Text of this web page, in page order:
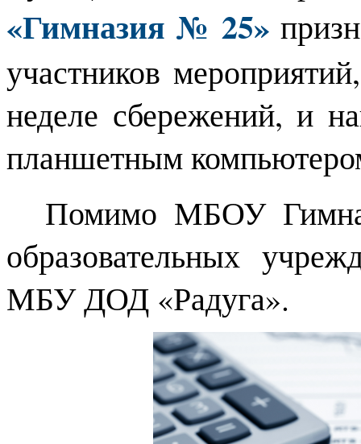
«Гимназия № 25»
участников
неделе сбережений, и
планшетным
Помимо МБОУ
образовательных
МБУ ДОД «Радуга».